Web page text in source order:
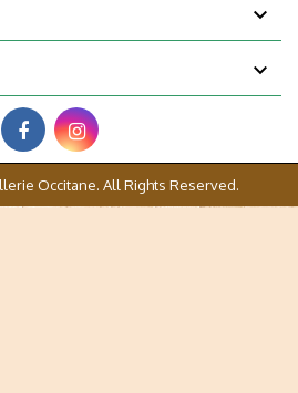


Occitane. All Rights Reserved.